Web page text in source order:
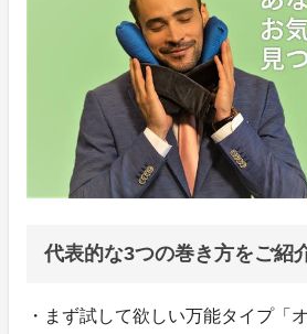
代表的な3つの巻き方をご紹
・まず試して欲しい万能タイプ「